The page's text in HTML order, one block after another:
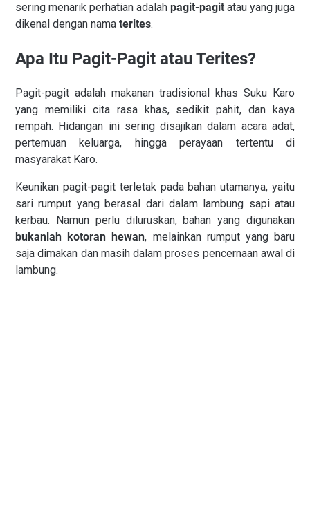
sering menarik perhatian adalah pagit-pagit atau yang juga
dikenal dengan nama terites.
Apa Itu Pagit-Pagit atau Terites?
Pagit-pagit adalah makanan tradisional khas Suku Karo
yang memiliki cita rasa khas, sedikit pahit, dan kaya
rempah. Hidangan ini sering disajikan dalam acara adat,
pertemuan keluarga, hingga perayaan tertentu di
masyarakat Karo.
Keunikan pagit-pagit terletak pada bahan utamanya, yaitu
sari rumput yang berasal dari dalam lambung sapi atau
kerbau. Namun perlu diluruskan, bahan yang digunakan
bukanlah kotoran hewan, melainkan rumput yang baru
saja dimakan dan masih dalam proses pencernaan awal di
lambung.